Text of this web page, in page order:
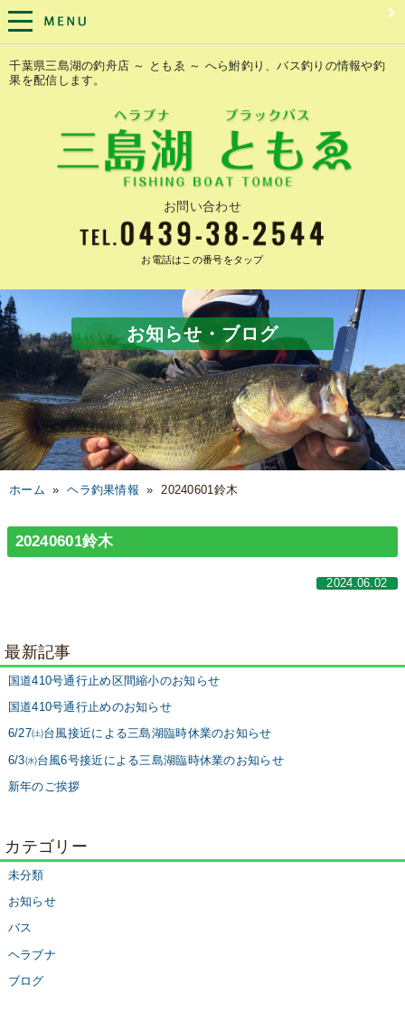
千葉県三島湖の釣舟店 ～ ともゑ ～ へら鮒釣り、バス釣りの情報や釣
果を配信します。
お問い合わせ
お電話はこの番号をタップ
お知らせ・ブログ
ホーム »ヘラ釣果情報 »20240601鈴木
20240601鈴木
2024.06.02
最新記事
国道410号通行止め区間縮小のお知らせ
国道410号通行止めのお知らせ
6/27㈯台風接近による三島湖臨時休業のお知らせ
6/3㈬台風6号接近による三島湖臨時休業のお知らせ
新年のご挨拶
カテゴリー
未分類
お知らせ
バス
ヘラブナ
ブログ